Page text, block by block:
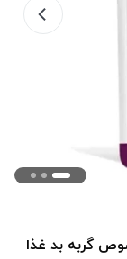
گربه بد غذا